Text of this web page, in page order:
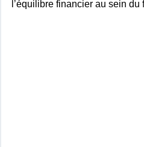
l’équilibre financier au sein du